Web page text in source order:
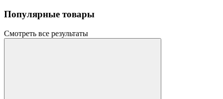
Популярные товары
Смотреть все результаты